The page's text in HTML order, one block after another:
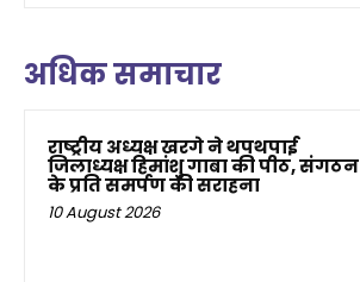
अधिक समाचार
राष्ट्रीय अध्यक्ष खरगे ने थपथपाई
जिलाध्यक्ष हिमांशु गाबा की पीठ, संगठन
के प्रति समर्पण की सराहना
10 August 2026